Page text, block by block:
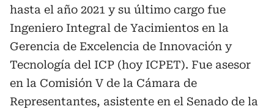
hasta el año 2021 y su último cargo fue
Ingeniero Integral de Yacimientos en la
Gerencia de Excelencia de Innovación y
Tecnología del ICP (hoy ICPET). Fue asesor
en la Comisión V de la Cámara de
Representantes, asistente en el Senado de la